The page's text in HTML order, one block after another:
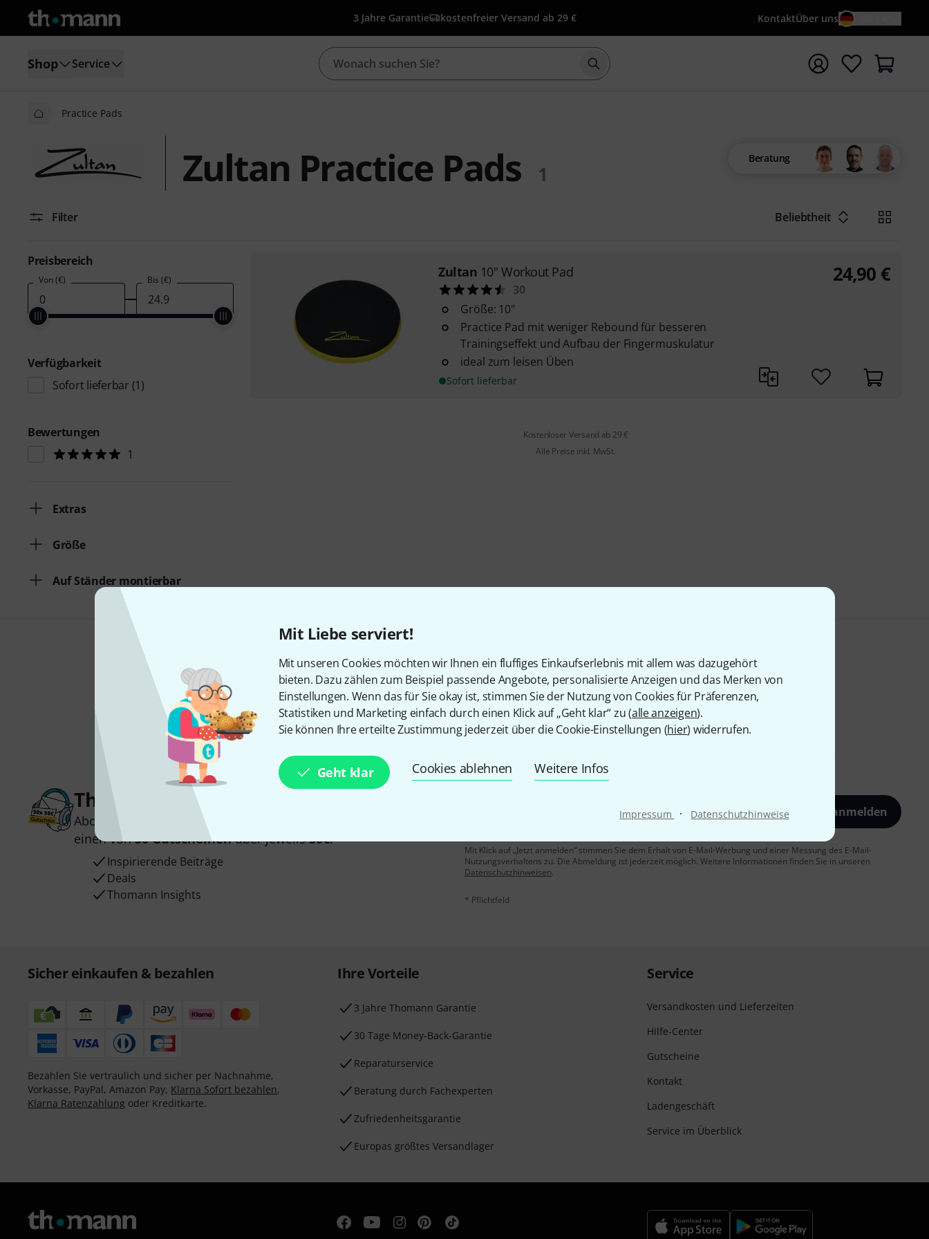
Mit Liebe serviert!
Mit unseren Cookies möchten wir Ihnen ein fluffiges Einkaufserlebnis mit allem was dazugehört
bieten. Dazu zählen zum Beispiel passende Angebote, personalisierte Anzeigen und das Merken von
Einstellungen. Wenn das für Sie okay ist, stimmen Sie der Nutzung von Cookies für Präferenzen,
Statistiken und Marketing einfach durch einen Klick auf „Geht klar“ zu (alle anzeigen).
Sie können Ihre erteilte Zustimmung jederzeit über die Cookie-Einstellungen (hier) widerrufen.
Geht klar Cookies ablehnen Weitere Infos
Impressum · Datenschutzhinweise
3 Jahre Garantie kostenfreier Versand ab 29 € KontaktÜber uns
Shop Service Suche mit Suchwort {searchTerm} starten
Practice Pads
Zultan Practice Pads 1
Beratung
Filter Beliebtheit
Preisbereich
Von (€) Bis (€)
Verfügbarkeit
Sofort lieferbar (1)
Bewertungen
1
Extras
Größe
Auf Ständer montierbar
Zultan 10" Workout Pad
30
Größe: 10"
Practice Pad mit weniger Rebound für besseren
Trainingseffekt und Aufbau der Fingermuskulatur
ideal zum leisen Üben
Sofort lieferbar
24,90 €
Kostenloser Versand ab 29 €
Alle Preise inkl. MwSt.
Gefällt Ihnen, was Sie sehen?
Teilen Hilfe & Feedback
Thomann Newsletter
Abonniere den Thomann Newsletter und gewinne mit etwas Glück
einen von50 Gutscheinenüber jeweils50€!
Inspirierende Beiträge
Deals
Thomann Insights
Jetzt anmelden
Mit Klick auf „Jetzt anmelden“ stimmen Sie dem Erhalt von E-Mail-Werbung und einer Messung des E-Mail-
Nutzungsverhaltens zu. Die Abmeldung ist jederzeit möglich. Weitere Informationen finden Sie in unseren
Datenschutzhinweisen.
* Pflichtfeld
Sicher einkaufen & bezahlen
Bezahlen Sie vertraulich und sicher per Nachnahme,
Vorkasse, PayPal, Amazon Pay, Klarna Sofort bezahlen,
Klarna Ratenzahlung oder Kreditkarte.
Ihre Vorteile
3 Jahre Thomann Garantie
30 Tage Money-Back-Garantie
Reparaturservice
Beratung durch Fachexperten
Zufriedenheitsgarantie
Europas größtes Versandlager
Service
Versandkosten und Lieferzeiten
Hilfe-Center
Gutscheine
Kontakt
Ladengeschäft
Service im Überblick